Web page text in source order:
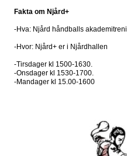
Fakta om Njård+
-Hva: Njård håndballs
-Hvor: Njård+ er i Njårdhallen
-Tirsdager kl 1500-1630.
-Onsdager kl 1530-1700.
-Mandager kl 15.00-1600